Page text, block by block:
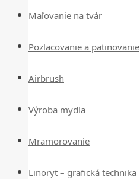
Maľovanie na tvár
Pozlacovanie a patinovanie
Airbrush
Výroba mydla
Mramorovanie
Linoryt – grafická technika